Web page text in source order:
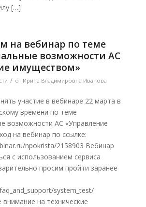
[…]
на вебинар по теме
возможности АС
имуществом»
/ от Ирина Владимировна Иванова
участие в вебинаре 22 марта в
времени по теме
возможности АС «Управление
на вебинар по ссылке:
npokrista/2158903 Вебинар
с использованием сервиса
просим пройти заранее
system_test/
на технические